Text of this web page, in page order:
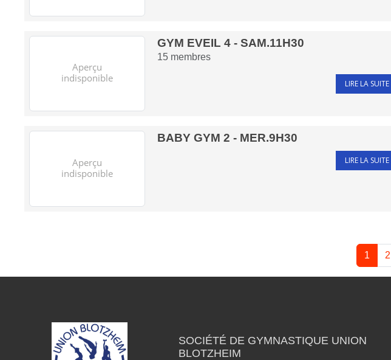
GYM EVEIL 4 - SAM.11H30
15membres
LIRE LA SUITE
BABY GYM 2 - MER.9H30
LIRE LA SUITE
1 2
SOCIÉTÉ DE GYMNASTIQUE UNION
BLOTZHEIM